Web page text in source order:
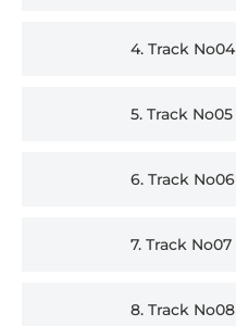
4. Track No04
5. Track No05
6. Track No06
7. Track No07
8. Track No08